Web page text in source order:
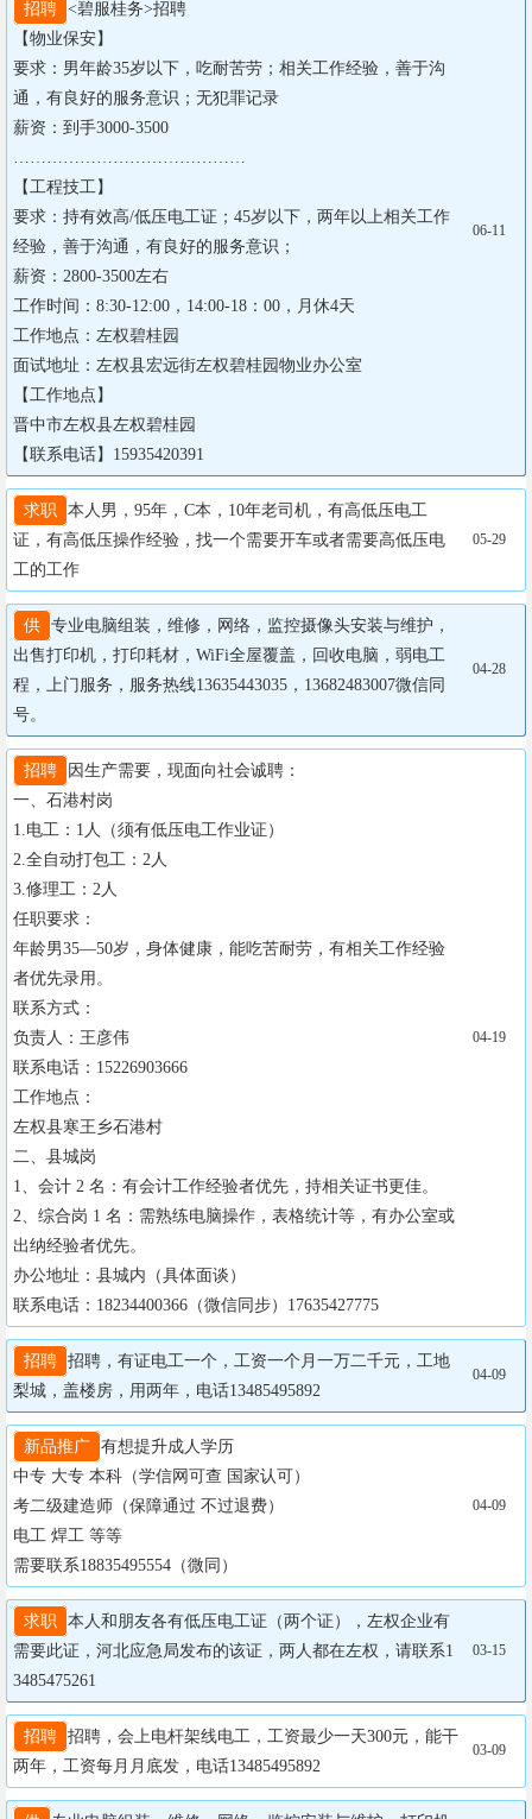
招聘 <碧服桂‬务>招聘
【物业保安】
要求：男年龄35岁以下，吃耐苦‬劳；相关工作经验，善于沟
通，有良好的服务意识；无犯罪记录
薪资：到手3000-3500
【工程技工】
要求：持有效高/低压电工证；45岁以下，两年以上相关工作
经验，善于沟通，有良好的服务意识；
薪资：2800-3500左右
工作时间：8:30-12:00，14:00-18：00，月休4天
工作地点：左权碧桂园
面试地址：左权县宏远街左权碧桂园物业办公室
【工作地点】
晋中市左权县左权碧桂园
【联系电话】15935420391
06-11
求职
本人男，95年，C本，10年老司机，有高低压电工
证，有高低压操作经验，找一个需要开车或者需要高低压电
工的工作
05-29
供 专业电脑组装，维修，网络，监控摄像头安装与维护，
出售打印机，打印耗材，WiFi全屋覆盖，回收电脑，弱电工
程，上门服务，服务热线13635443035，13682483007微信同
号。
04-28
招聘
因生产需要，现面向社会诚聘：
一、石港村岗
1.电工：1人（须有低压电工作业证）
2.全自动打包工：2人
3.修理工：2人
任职要求：
年龄男35—50岁，身体健康，能吃苦耐劳，有相关工作经验
者优先录用。
联系方式：
负责人：王彦伟
联系电话：15226903666
工作地点：
左权县寒王乡石港村
二、县城岗
1、会计 2 名：有会计工作经验者优先，持相关证书更佳。
2、综合岗 1 名：需熟练电脑操作，表格统计等，有办公室或
出纳经验者优先。
办公地址：县城内（具体面谈）
联系电话：18234400366（微信同步）17635427775
04-19
招聘 招聘，有证电工一个，工资一个月一万二千元，工地
梨城，盖楼房，用两年，电话13485495892
04-09
新品推广 有想提升成人学历
中专 大专 本科（学信网可查 国家认可）
考二级建造师（保障通过 不过退费）
电工 焊工 等等
需要联系18835495554（微同）
04-09
求职
本人和朋友各有低压电工证（两个证），左权企业有
需要此证，河北应急局发布的该证，两人都在左权，请联系1
3485475261
03-15
招聘 招聘，会上电杆架线电工，工资最少一天300元，能干
两年，工资每月月底发，电话13485495892
03-09